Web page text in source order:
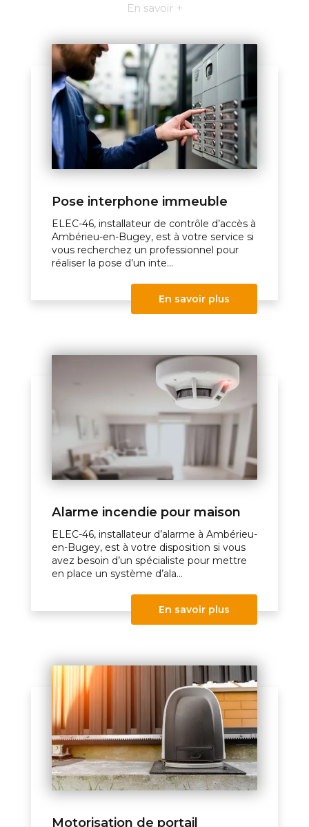
En savoir +
Pose interphone immeuble
ELEC-46, installateur de contrôle d’accès à
Ambérieu-en-Bugey, est à votre service si
vous recherchez un professionnel pour
réaliser la pose d’un inte...
En savoir plus
Alarme incendie pour maison
ELEC-46, installateur d’alarme à Ambérieu-
en-Bugey, est à votre disposition si vous
avez besoin d’un spécialiste pour mettre
en place un système d’ala...
En savoir plus
Motorisation de portail